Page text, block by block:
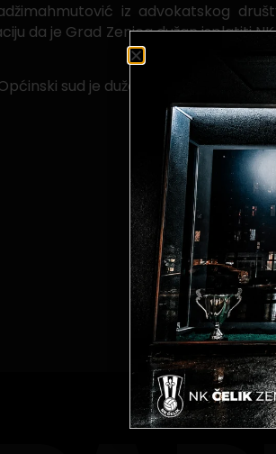
iz advokatskog
da je Grad Zenica dužan isplatiti
sud je dužan donijeti u roku od